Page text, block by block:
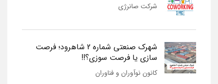
شرکت صانرژی
شهرک صنعتی شماره 2 شاهرود؛ فرصت
سازی یا فرصت سوزی؟!!
کانون نوآوران و فناوران